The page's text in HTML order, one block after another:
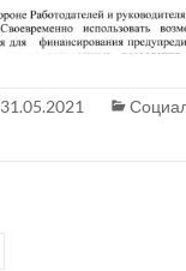
31.05.2021